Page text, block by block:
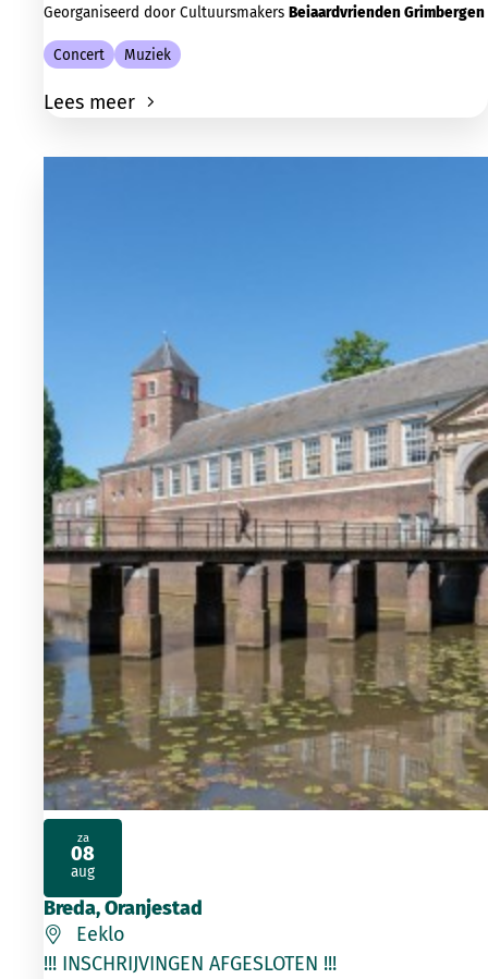
Georganiseerd door Cultuursmakers Beiaardvrienden Grimbergen
Concert Muziek
Lees meer
Breda, Oranjestad
Eeklo
!!! INSCHRIJVINGEN AFGESLOTEN !!!
za
08
aug
2026